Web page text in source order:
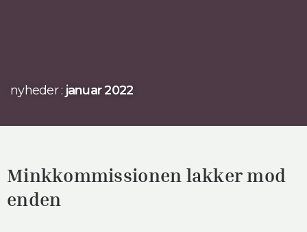
nyheder : januar 2022
Minkkommissionen lakker mod
enden